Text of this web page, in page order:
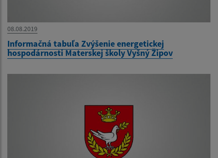
08.08.2019
Informačná tabuľa Zvýšenie energetickej
hospodárnosti Materskej školy Vyšný Žipov